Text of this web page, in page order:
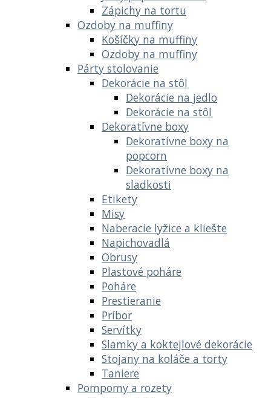
Zápichy na tortu
Ozdoby na muffiny
Košíčky na muffiny
Ozdoby na muffiny
Párty stolovanie
Dekorácie na stôl
Dekorácie na jedlo
Dekorácie na stôl
Dekoratívne boxy
Dekoratívne boxy na
popcorn
Dekoratívne boxy na
sladkosti
Etikety
Misy
Naberacie lyžice a kliešte
Napichovadlá
Obrusy
Plastové poháre
Poháre
Prestieranie
Príbor
Servítky
Slamky a koktejlové dekorácie
Stojany na koláče a torty
Taniere
Pompomy a rozety